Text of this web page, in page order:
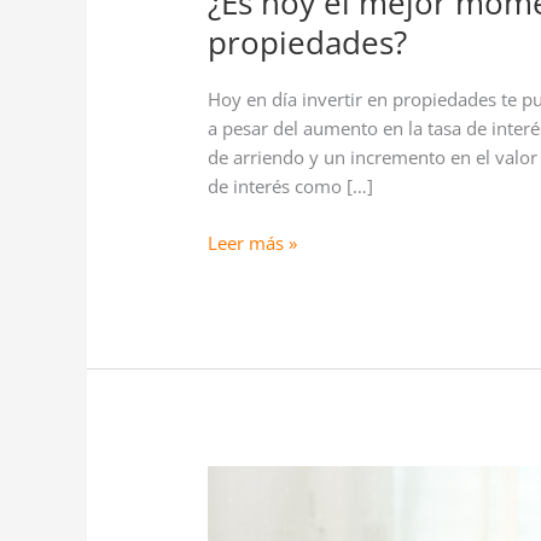
propiedades?
Hoy en día invertir en propiedades te
a pesar del aumento en la tasa de
de arriendo y un incremento en el
de interés como […]
Leer más »